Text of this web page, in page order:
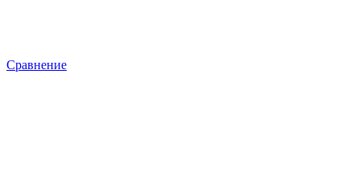
Сравнение